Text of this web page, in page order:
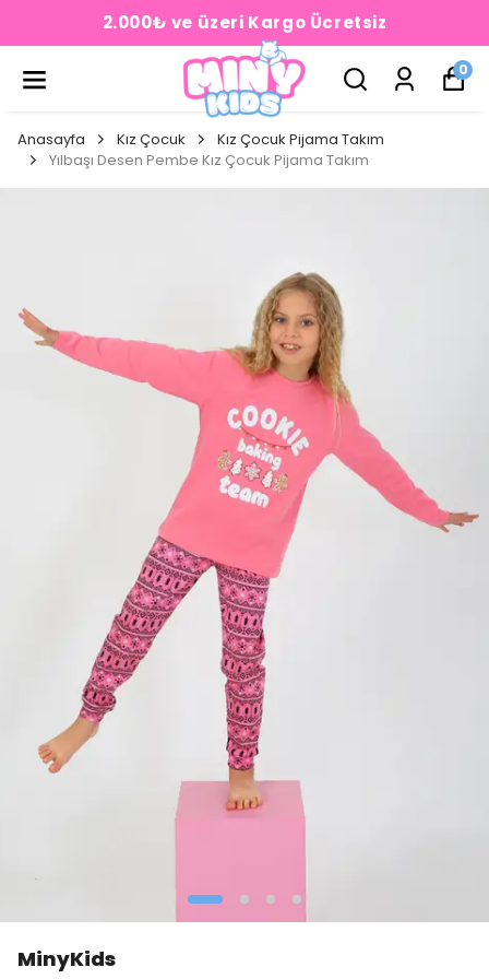
2.000₺ ve üzeri Kargo Ücretsiz
0
Anasayfa Kız Çocuk
Kız Çocuk Pijama Takım
Yılbaşı Desen Pembe Kız Çocuk Pijama Takım
MinyKids